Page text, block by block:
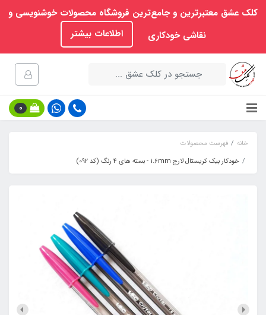
کلک عشق معتبرترین و جامع‌ترین فروشگاه محصولات خوشنویسی و
نقاشی خودکاری
اطلاعات بیشتر
0
خانه
فهرست محصولات
خودکار بیک کریستال لارج 1.6mm - بسته های 4 رنگ (کد 092)